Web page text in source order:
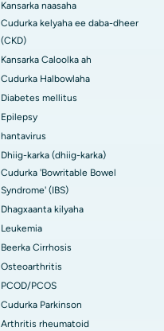
Kansarka naasaha
Cudurka kelyaha ee daba-dheer
(CKD)
Kansarka Caloolka ah
Cudurka Halbowlaha
Diabetes mellitus
Epilepsy
hantavirus
Dhiig-karka (dhiig-karka)
Cudurka 'Bowritable Bowel
Syndrome' (IBS)
Dhagxaanta kilyaha
Leukemia
Beerka Cirrhosis
Osteoarthritis
PCOD/PCOS
Cudurka Parkinson
Arthritis rheumatoid